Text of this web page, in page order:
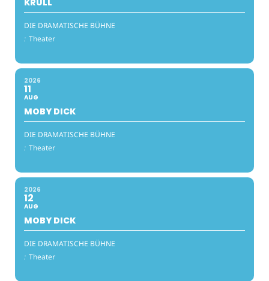
KRULL
DIE DRAMATISCHE BÜHNE
: Theater
2026
11
AUG
MOBY DICK
DIE DRAMATISCHE BÜHNE
: Theater
2026
12
AUG
MOBY DICK
DIE DRAMATISCHE BÜHNE
: Theater